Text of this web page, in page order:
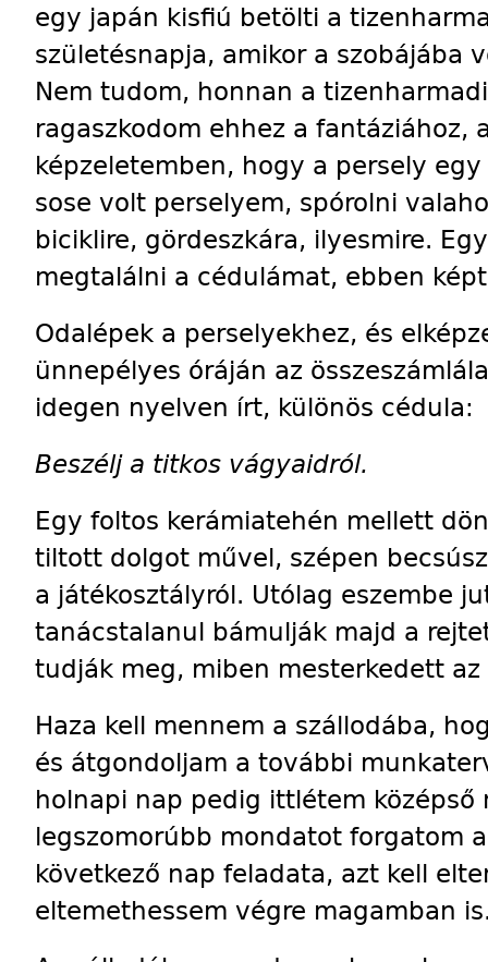
egy japán kisfiú betölti a
születésnapja, amikor a szobájába
Nem tudom, honnan a
ragaszkodom ehhez a fantáziához,
képzeletemben, hogy a persely
sose volt perselyem, spórolni
biciklire, gördeszkára, ilyesmire.
megtalálni a cédulámat, ebben
Odalépek a perselyekhez, és
ünnepélyes óráján az
idegen nyelven írt, különös cédula:
Beszélj a titkos vágyaidról.
Egy foltos kerámiatehén mellett
tiltott dolgot művel, szépen
a játékosztályról. Utólag eszembe
tanácstalanul bámulják majd a
tudják meg, miben mesterkedett
Haza kell mennem a szállodába,
és átgondoljam a további
holnapi nap pedig ittlétem
legszomorúbb mondatot forgatom
következő nap feladata, azt kell
eltemethessem végre magamban